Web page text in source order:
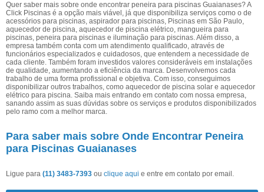
Quer saber mais sobre onde encontrar peneira para piscinas Guaianases? A
Click Piscinas é a opção mais viável, já que disponibiliza serviços como o de
acessórios para piscinas, aspirador para piscinas, Piscinas em São Paulo,
aquecedor de piscina, aquecedor de piscina elétrico, mangueira para
piscinas, peneira para piscinas e iluminação para piscinas. Além disso, a
empresa também conta com um atendimento qualificado, através de
funcionários especializados e cuidadosos, que entendem a necessidade de
cada cliente. Também foram investidos valores consideráveis em instalações
de qualidade, aumentando a eficiência da marca. Desenvolvemos cada
trabalho de uma forma profissional e objetiva. Com isso, conseguimos
disponibilizar outros trabalhos, como aquecedor de piscina solar e aquecedor
elétrico para piscina. Saiba mais entrando em contato com nossa empresa,
sanando assim as suas dúvidas sobre os serviços e produtos disponibilizados
pelo ramo com a melhor marca.
Para saber mais sobre Onde Encontrar Peneira
para Piscinas Guaianases
Ligue para (11) 3483-7393 ou clique aqui e entre em contato por email.